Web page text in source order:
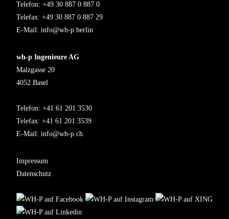
Telefon: +49 30 887 0 887 0
Telefax: +49 30 887 0 887 29
E-Mail: info@wh-p.berlin
wh-p Ingenieure AG
Malzgasse 20
4052 Basel
Telefon: +41 61 201 3530
Telefax: +41 61 201 3539
E-Mail: info@wh-p.ch
Impressum
Datenschutz